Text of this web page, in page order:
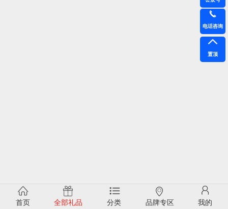
首页 全部礼品 分类 品牌专区 我的
电话咨询
置顶